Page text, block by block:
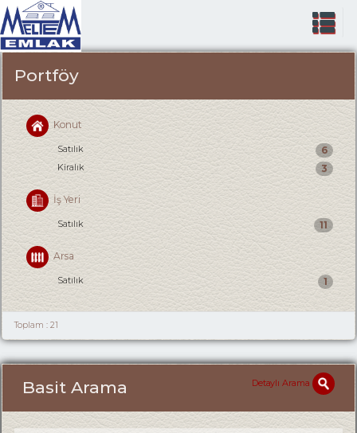
Portföy
Konut
Satılık 6
Kiralık 3
İş Yeri
Satılık 11
Arsa
Satılık 1
Toplam : 21
Basit Arama Detaylı Arama